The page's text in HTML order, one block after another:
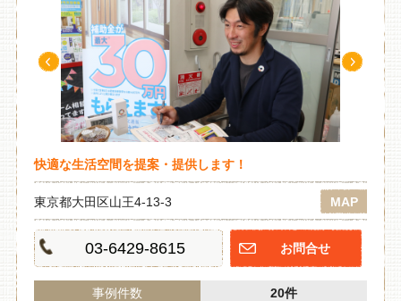
快適な生活空間を提案・提供します！
東京都大田区山王4-13-3 MAP
03-6429-8615 お問合せ
事例件数 20件